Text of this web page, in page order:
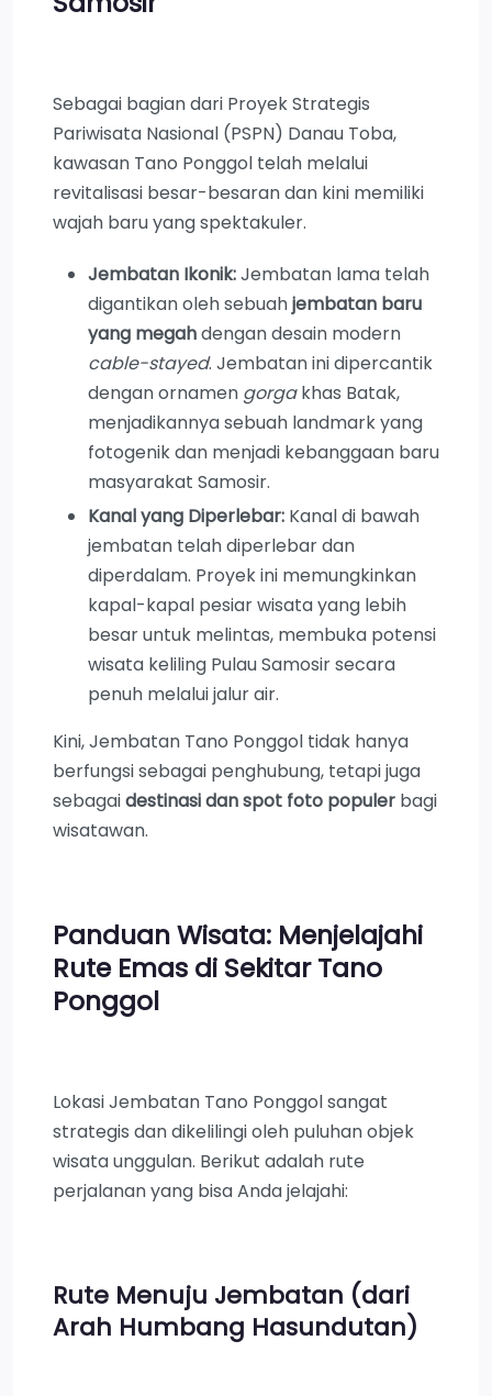
Sebagai bagian dari Proyek Strategis
Pariwisata Nasional (PSPN) Danau Toba,
kawasan Tano Ponggol telah melalui
revitalisasi besar-besaran dan kini memiliki
wajah baru yang spektakuler.
Jembatan Ikonik:Jembatan lama telah
digantikan oleh sebuahjembatan baru
yang megahdengan desain modern
cable-stayed. Jembatan ini dipercantik
dengan ornamen gorgakhas Batak,
menjadikannya sebuah landmark yang
fotogenik dan menjadi kebanggaan baru
masyarakat Samosir.
Kanal yang Diperlebar: Kanal di bawah
jembatan telah diperlebar dan
diperdalam. Proyek ini memungkinkan
kapal-kapal pesiar wisata yang lebih
besar untuk melintas, membuka potensi
wisata keliling Pulau Samosir secara
penuh melalui jalur air.
Kini, Jembatan Tano Ponggol tidak hanya
berfungsi sebagai penghubung, tetapi juga
sebagaidestinasi dan spot foto populer bagi
wisatawan.
Panduan Wisata: Menjelajahi
Rute Emas di Sekitar Tano
Ponggol
Lokasi Jembatan Tano Ponggol sangat
strategis dan dikelilingi oleh puluhan objek
wisata unggulan. Berikut adalah rute
perjalanan yang bisa Anda jelajahi:
Rute Menuju Jembatan (dari
Arah Humbang Hasundutan)